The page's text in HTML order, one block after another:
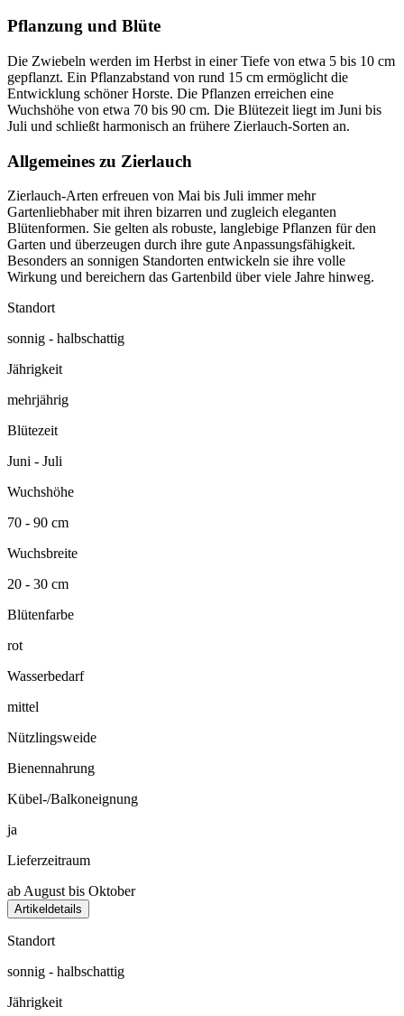
Pflanzung und Blüte
Die Zwiebeln werden im Herbst in einer Tiefe von etwa 5 bis 10 cm
gepflanzt. Ein Pflanzabstand von rund 15 cm ermöglicht die
Entwicklung schöner Horste. Die Pflanzen erreichen eine
Wuchshöhe von etwa 70 bis 90 cm. Die Blütezeit liegt im Juni bis
Juli und schließt harmonisch an frühere Zierlauch-Sorten an.
Allgemeines zu Zierlauch
Zierlauch-Arten erfreuen von Mai bis Juli immer mehr
Gartenliebhaber mit ihren bizarren und zugleich eleganten
Blütenformen. Sie gelten als robuste, langlebige Pflanzen für den
Garten und überzeugen durch ihre gute Anpassungsfähigkeit.
Besonders an sonnigen Standorten entwickeln sie ihre volle
Wirkung und bereichern das Gartenbild über viele Jahre hinweg.
Standort
sonnig - halbschattig
Jährigkeit
mehrjährig
Blütezeit
Juni - Juli
Wuchshöhe
70 - 90 cm
Wuchsbreite
20 - 30 cm
Blütenfarbe
rot
Wasserbedarf
mittel
Nützlingsweide
Bienennahrung
Kübel-/Balkoneignung
ja
Lieferzeitraum
ab August bis Oktober
Artikeldetails
Standort
sonnig - halbschattig
Jährigkeit